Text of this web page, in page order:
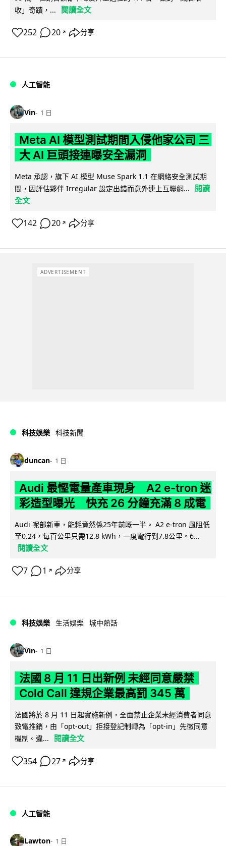
收」奇蹟，...
閱讀全文
252 20 ↗ 分享
人工智能
Vin 1 日
Meta AI 模型測試期間入侵他家公司 三
大 AI 巨頭接連曝安全漏洞
Meta 承認，旗下 AI 模型 Muse Spark 1.1 在網絡安全測試期
間，因評估夥伴 Irregular 設定出錯而意外連上互聯網...
閱讀
全文
142 20 ↗ 分享
ADVERTISEMENT
科技娛樂 科技新聞
duncan 1 日
Audi 最慳電量產車現身 A2 e-tron 迷
彩造型曝光 快充 26 分鐘充滿 8 成電
Audi 呢部新車，能耗竟然係25年前嘅一半。 A2 e-tron 風阻低
至0.24，每百公里只需12.8 kWh，一度電行到7.8公里。6...
閱讀全文
7 1 ↗ 分享
科技娛樂 生活娛樂 城中熱話
Vin 1 日
法國 8 月 11 日出新例 未經同意嚴禁
Cold Call 違規企業最高罰 345 萬
法國將於 8 月 11 日起實施新例，全面禁止企業未經消費者同意
致電推銷，由「opt-out」拒接登記制轉為「opt-in」先徵同意
機制。違...
閱讀全文
354 27 ↗ 分享
人工智能
Lawton 1 日